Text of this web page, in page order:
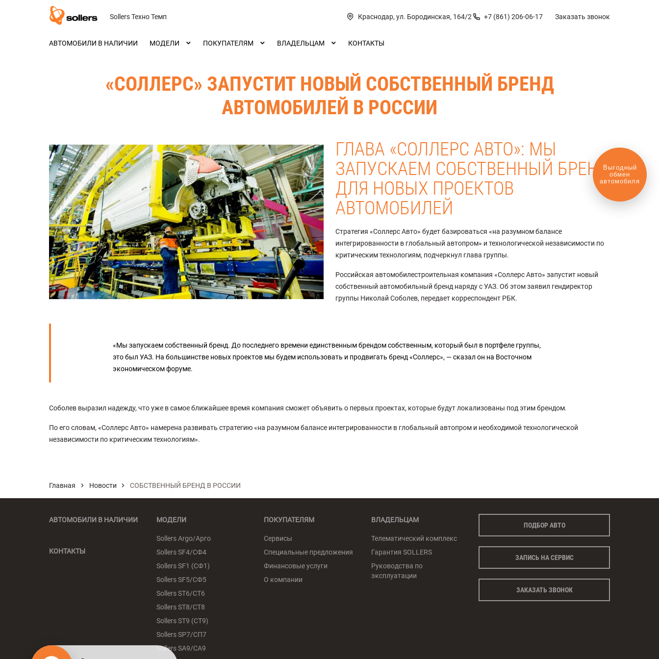
Sollers Техно Темп Краснодар, ул. Бородинская, 164/2 +7 (861) 206-06-17 Заказать звонок
АВТОМОБИЛИ В НАЛИЧИИ МОДЕЛИ ПОКУПАТЕЛЯМ ВЛАДЕЛЬЦАМ КОНТАКТЫ
«СОЛЛЕРС» ЗАПУСТИТ НОВЫЙ СОБСТВЕННЫЙ БРЕНД
АВТОМОБИЛЕЙ В РОССИИ
ГЛАВА «СОЛЛЕРС АВТО»: МЫ
ЗАПУСКАЕМ СОБСТВЕННЫЙ БРЕНД
ДЛЯ НОВЫХ ПРОЕКТОВ
АВТОМОБИЛЕЙ
Стратегия «Соллерс Авто» будет базироваться «на разумном балансе
интегрированности в глобальный автопром» и технологической независимости по
критическим технологиям, подчеркнул глава группы.
Российская автомобилестроительная компания «Соллерс Авто» запустит новый
собственный автомобильный бренд наряду с УАЗ. Об этом заявил гендиректор
группы Николай Соболев, передает корреспондент РБК.
«Мы запускаем собственный бренд. До последнего времени единственным брендом собственным, который был в портфеле группы,
это был УАЗ. На большинстве новых проектов мы будем использовать и продвигать бренд «Соллерс», — сказал он на Восточном
экономическом форуме.
Соболев выразил надежду, что уже в самое ближайшее время компания сможет объявить о первых проектах, которые будут локализованы под этим брендом.
По его словам, «Соллерс Авто» намерена развивать стратегию «на разумном балансе интегрированности в глобальный автопром и необходимой технологической
независимости по критическим технологиям».
Главная Новости СОБСТВЕННЫЙ БРЕНД В РОССИИ
АВТОМОБИЛИ В НАЛИЧИИ
КОНТАКТЫ
МОДЕЛИ
Sollers Argo/Арго
Sollers SF4/СФ4
Sollers SF1 (СФ1)
Sollers SF5/СФ5
Sollers ST6/СТ6
Sollers ST8/СТ8
Sollers ST9 (СТ9)
Sollers SP7/СП7
Sollers SA9/СА9
ПОКУПАТЕЛЯМ
Сервисы
Специальные предложения
Финансовые услуги
О компании
ВЛАДЕЛЬЦАМ
Телематический комплекс
Гарантия SOLLERS
Руководства по
эксплуатации
ПОДБОР АВТО
ЗАПИСЬ НА СЕРВИС
ЗАКАЗАТЬ ЗВОНОК
Оценить ваш
автомобиль?